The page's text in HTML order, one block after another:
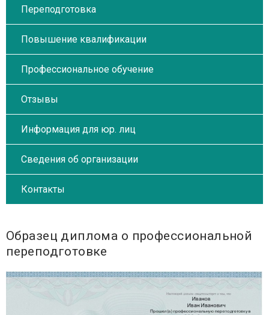
Переподготовка
Повышение квалификации
Профессиональное обучение
Отзывы
Информация для юр. лиц
Сведения об организации
Контакты
Образец диплома о профессиональной
переподготовке